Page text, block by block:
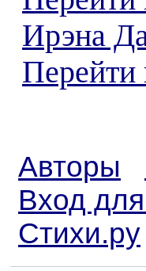
Ирэна
Перейти
Авторы
Вход
Стихи.ру